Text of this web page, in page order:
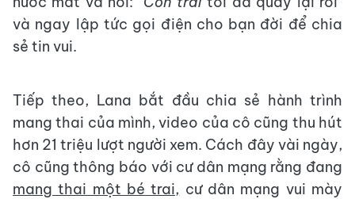
và ngay lập tức gọi điện cho bạn đời để chia
sẻ tin vui.
Tiếp theo, Lana bắt đầu chia sẻ hành trình
mang thai của mình, video của cô cũng thu hút
hơn 21 triệu lượt người xem. Cách đây vài ngày,
cô cũng thông báo với cư dân mạng rằng đang
mang thai một bé trai, cư dân mạng vui mày